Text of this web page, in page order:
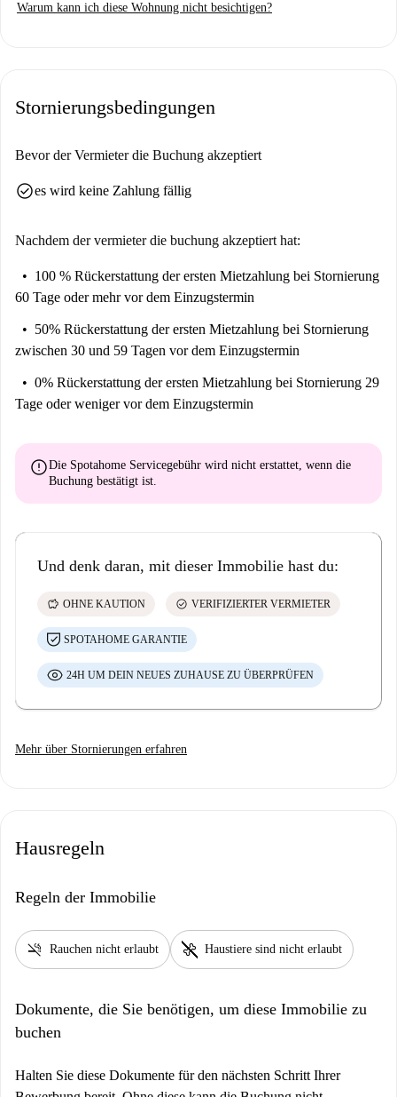
von Villahermosa bequem zu Fuß erreichbar. Tauchen Sie ein in die
Unterkunft.
Warum kann ich diese Wohnung nicht besichtigen?
Stornierungsbedingungen
Bevor der Vermieter die Buchung akzeptiert
check_circlees wird keine Zahlung fällig
Nachdem der vermieter die buchung akzeptiert hat:
100 % Rückerstattung der ersten Mietzahlung bei Stornierung
60 Tage oder mehr vor dem Einzugstermin
50% Rückerstattung der ersten Mietzahlung bei Stornierung
zwischen 30 und 59 Tagen vor dem Einzugstermin
0% Rückerstattung der ersten Mietzahlung bei Stornierung 29
Tage oder weniger vor dem Einzugstermin
errorDie Spotahome Servicegebühr wird nicht erstattet, wenn die
Buchung bestätigt ist.
Und denk daran, mit dieser Immobilie hast du:
savings OHNE KAUTION check_circle VERIFIZIERTER VERMIETER
SPOTAHOME GARANTIE
24H UM DEIN NEUES ZUHAUSE ZU ÜBERPRÜFEN
Mehr über Stornierungen erfahren
Hausregeln
Regeln der Immobilie
smoke_free Rauchen nicht erlaubt pet_supplies Haustiere sind nicht erlaubt
Dokumente, die Sie benötigen, um diese Immobilie zu
buchen
Halten Sie diese Dokumente für den nächsten Schritt Ihrer